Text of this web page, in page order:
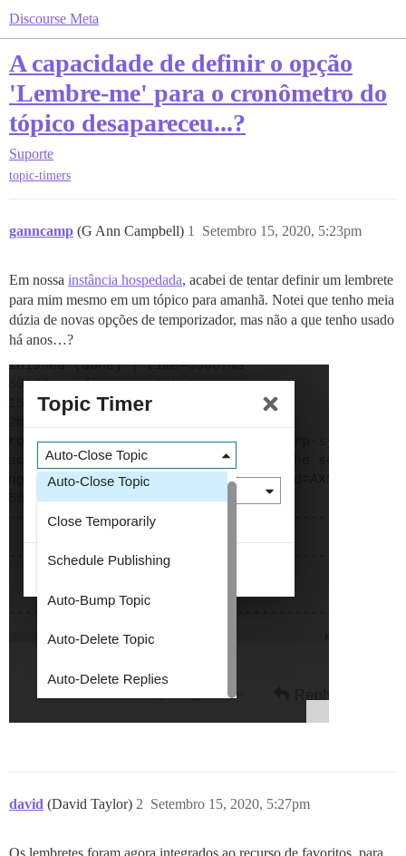
Discourse Meta
A capacidade de definir o opção
'Lembre-me' para o cronômetro do
tópico desapareceu...?
Suporte
topic-timers
ganncamp (G Ann Campbell) Setembro 15, 2020, 5:23pm
1
Em nossa instância hospedada, acabei de tentar definir um lembrete
para mim mesmo em um tópico para amanhã. Notei que tenho meia
dúzia de novas opções de temporizador, mas não a que tenho usado
há anos…?
david (David Taylor) Setembro 15, 2020, 5:27pm
2